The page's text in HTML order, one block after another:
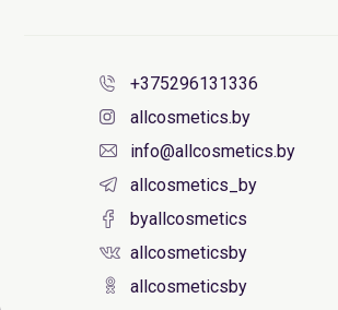
+375296131336
allcosmetics.by
info@allcosmetics.by
allcosmetics_by
byallcosmetics
allcosmeticsby
allcosmeticsby